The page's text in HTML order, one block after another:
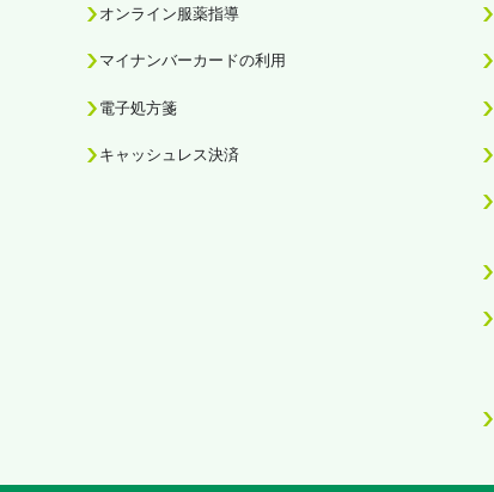
オンライン服薬指導
マイナンバーカードの利用
電子処方箋
キャッシュレス決済